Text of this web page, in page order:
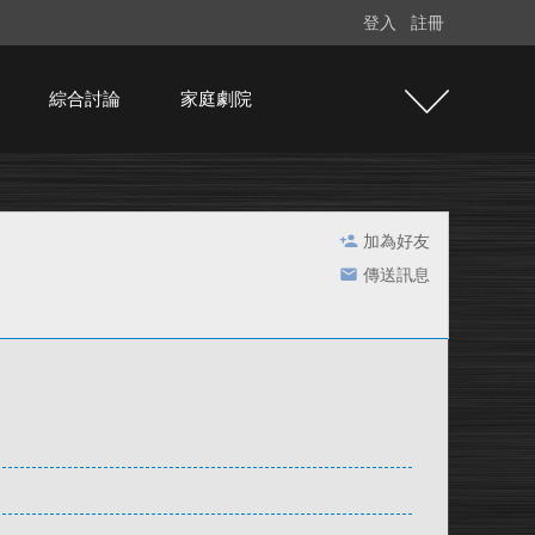
登入 註冊
綜合討論 家庭劇院
加為好友
傳送訊息